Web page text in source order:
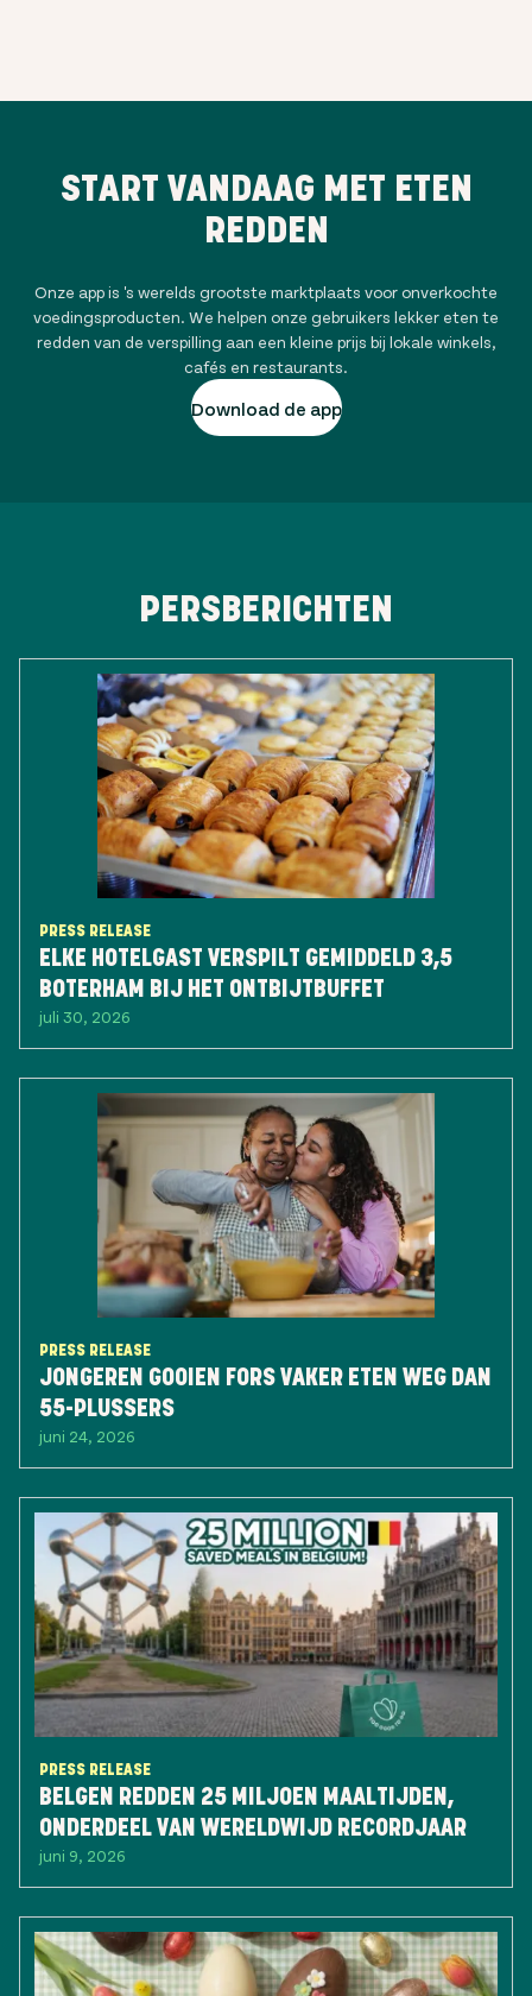
START VANDAAG MET ETEN
REDDEN
Onze app is 's werelds grootste marktplaats voor onverkochte
voedingsproducten. We helpen onze gebruikers lekker eten te
redden van de verspilling aan een kleine prijs bij lokale winkels,
cafés en restaurants.
Download de app
PERSBERICHTEN
PRESS RELEASE
ELKE HOTELGAST VERSPILT GEMIDDELD 3,5
BOTERHAM BIJ HET ONTBIJTBUFFET
juli 30, 2026
PRESS RELEASE
JONGEREN GOOIEN FORS VAKER ETEN WEG DAN
55-PLUSSERS
juni 24, 2026
PRESS RELEASE
BELGEN REDDEN 25 MILJOEN MAALTIJDEN,
ONDERDEEL VAN WERELDWIJD RECORDJAAR
juni 9, 2026